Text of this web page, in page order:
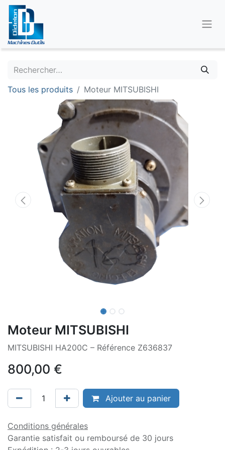
Tous les produits Moteur MITSUBISHI
Moteur MITSUBISHI
MITSUBISHI HA200C – Référence Z636837
800,00 €
Ajouter au panier
Conditions générales
Garantie satisfait ou remboursé de 30 jours